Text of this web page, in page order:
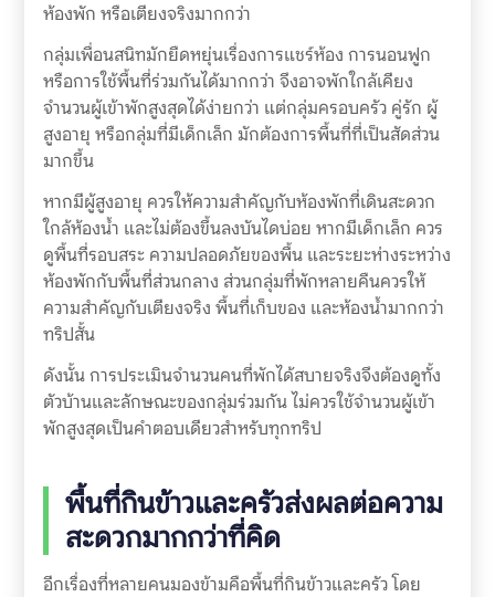
ห้องพัก หรือเตียงจริงมากกว่า
กลุ่มเพื่อนสนิทมักยืดหยุ่นเรื่องการแชร์ห้อง การนอนฟูก
หรือการใช้พื้นที่ร่วมกันได้มากกว่า จึงอาจพักใกล้เคียง
จำนวนผู้เข้าพักสูงสุดได้ง่ายกว่า แต่กลุ่มครอบครัว คู่รัก ผู้
สูงอายุ หรือกลุ่มที่มีเด็กเล็ก มักต้องการพื้นที่ที่เป็นสัดส่วน
มากขึ้น
หากมีผู้สูงอายุ ควรให้ความสำคัญกับห้องพักที่เดินสะดวก
ใกล้ห้องน้ำ และไม่ต้องขึ้นลงบันไดบ่อย หากมีเด็กเล็ก ควร
ดูพื้นที่รอบสระ ความปลอดภัยของพื้น และระยะห่างระหว่าง
ห้องพักกับพื้นที่ส่วนกลาง ส่วนกลุ่มที่พักหลายคืนควรให้
ความสำคัญกับเตียงจริง พื้นที่เก็บของ และห้องน้ำมากกว่า
ทริปสั้น
ดังนั้น การประเมินจำนวนคนที่พักได้สบายจริงจึงต้องดูทั้ง
ตัวบ้านและลักษณะของกลุ่มร่วมกัน ไม่ควรใช้จำนวนผู้เข้า
พักสูงสุดเป็นคำตอบเดียวสำหรับทุกทริป
พื้นที่กินข้าวและครัวส่งผลต่อความ
สะดวกมากกว่าที่คิด
อีกเรื่องที่หลายคนมองข้ามคือพื้นที่กินข้าวและครัว โดย